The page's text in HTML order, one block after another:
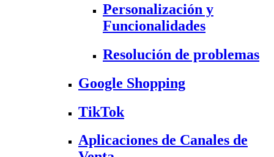
Personalización y
Funcionalidades
Resolución de problemas
Google Shopping
TikTok
Aplicaciones de Canales de